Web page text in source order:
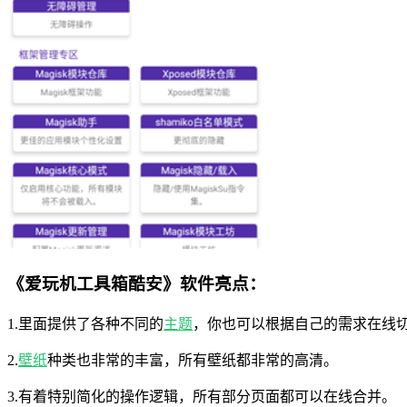
《爱玩机工具箱酷安》软件亮点：
1.里面提供了各种不同的主题，你也可以根据自己的需求在线
2.壁纸种类也非常的丰富，所有壁纸都非常的高清。
3.有着特别简化的操作逻辑，所有部分页面都可以在线合并。